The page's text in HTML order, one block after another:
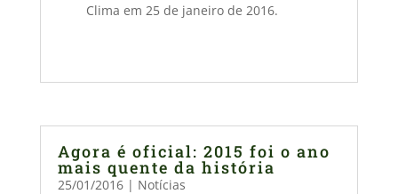
Clima em 25 de janeiro de 2016.
Agora é oficial: 2015 foi o ano
mais quente da história
25/01/2016| Notícias